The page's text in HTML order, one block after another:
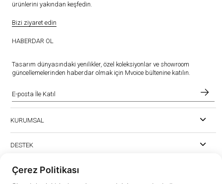
ürünlerini yakından keşfedin.
Bizi ziyaret edin
HABERDAR OL
Tasarım dünyasındaki yenilikler, özel koleksiyonlar ve showroom
güncellemelerinden haberdar olmak için Mvoice bültenine katılın.
KURUMSAL
DESTEK
Çerez Politikası